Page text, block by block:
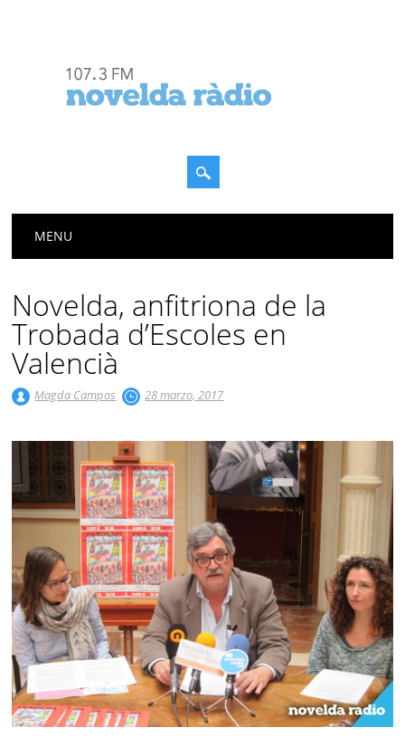
Menú principal
MENU
Novelda, anfitriona de la
Trobada d’Escoles en
Valencià
Magda Campos 28 marzo, 2017